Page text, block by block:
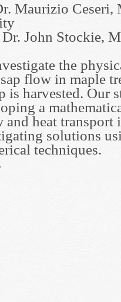
Maurizio Ceseri,
John Stockie,
the
flow in maple
is harvested. Our
a
and heat
solutions
techniques.
and Simulation of Sap Flow in